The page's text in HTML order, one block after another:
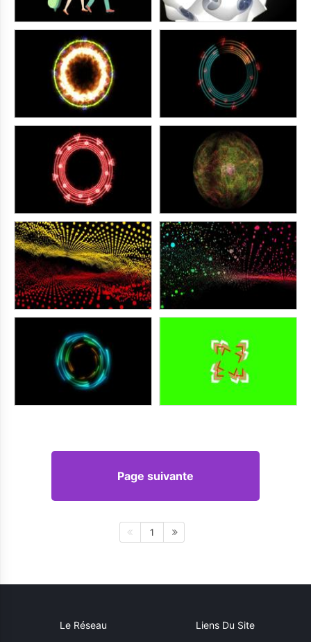
Page suivante
1
Le Réseau Liens Du Site